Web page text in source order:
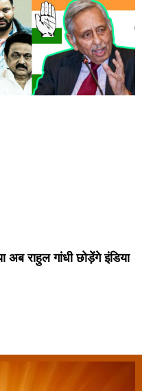
राहुल गांधी छोड़ेंगे इंडिया